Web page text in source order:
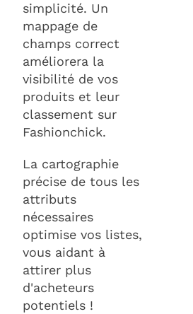
simplicité. Un
mappage de
champs correct
améliorera la
visibilité de vos
produits et leur
classement sur
Fashionchick.
La cartographie
précise de tous les
attributs
nécessaires
optimise vos listes,
vous aidant à
attirer plus
d'acheteurs
potentiels !